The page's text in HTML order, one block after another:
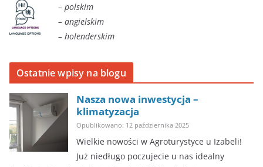
– polskim
– angielskim
– holenderskim
Ostatnie wpisy na blogu
Nasza nowa inwestycja –
klimatyzacja
Opublikowano: 12 października 2025
Wielkie nowości w Agroturystyce u Izabeli!
Już niedługo poczujecie u nas idealny